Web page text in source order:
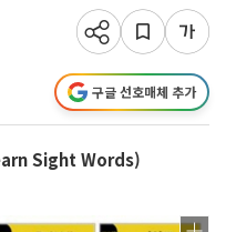
구글 선호매체 추가
Sight Words)